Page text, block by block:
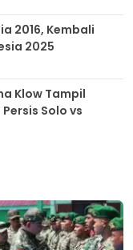
2016, Kembali
2025
Klow Tampil
Solo vs